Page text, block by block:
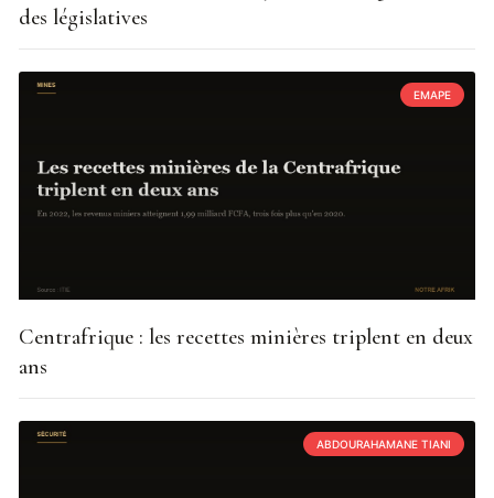
des législatives
EMAPE
Centrafrique : les recettes minières triplent en deux
ans
ABDOURAHAMANE TIANI